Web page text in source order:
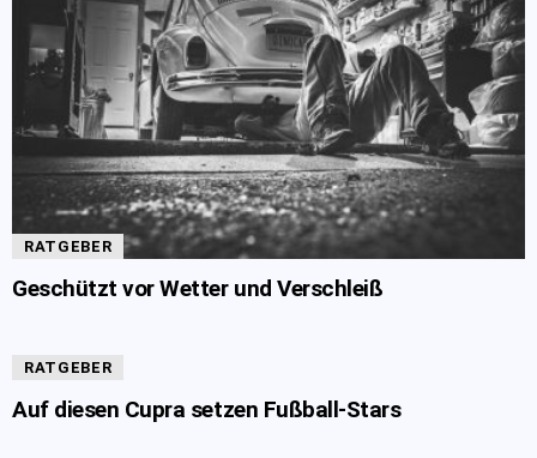
RATGEBER
Geschützt vor Wetter und Verschleiß
RATGEBER
Auf diesen Cupra setzen Fußball-Stars